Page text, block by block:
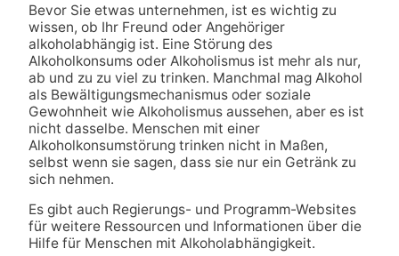
Bevor Sie etwas unternehmen, ist es wichtig zu
wissen, ob Ihr Freund oder Angehöriger
alkoholabhängig ist. Eine Störung des
Alkoholkonsums oder Alkoholismus ist mehr als nur,
ab und zu zu viel zu trinken. Manchmal mag Alkohol
als Bewältigungsmechanismus oder soziale
Gewohnheit wie Alkoholismus aussehen, aber es ist
nicht dasselbe. Menschen mit einer
Alkoholkonsumstörung trinken nicht in Maßen,
selbst wenn sie sagen, dass sie nur ein Getränk zu
sich nehmen.
Es gibt auch Regierungs- und Programm-Websites
für weitere Ressourcen und Informationen über die
Hilfe für Menschen mit Alkoholabhängigkeit.